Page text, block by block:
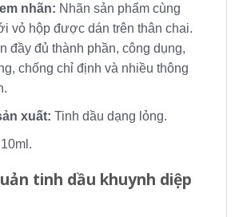
nhãn: Nhãn sản phẩm cùng
vỏ hộp được dán trên thân chai.
đầy đủ thành phần, công dụng,
chống chỉ định và nhiều thông
xuất: Tinh dầu dạng lỏng.
10ml.
tinh dầu khuynh diệp